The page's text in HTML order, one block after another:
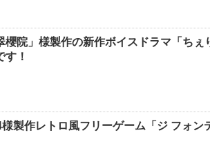
櫻院」様製作の新作ボイスドラマ「ち
す！
製作レトロ風フリーゲーム「ジ フォン